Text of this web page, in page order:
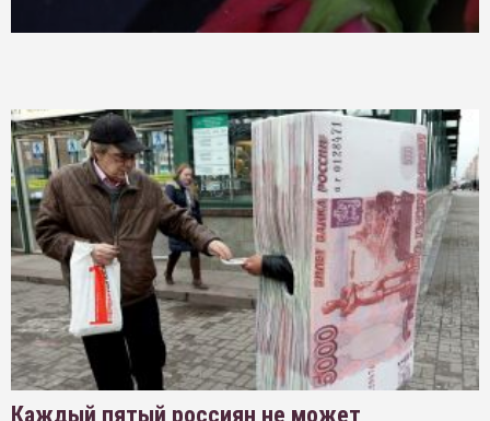
Каждый пятый россиян не может